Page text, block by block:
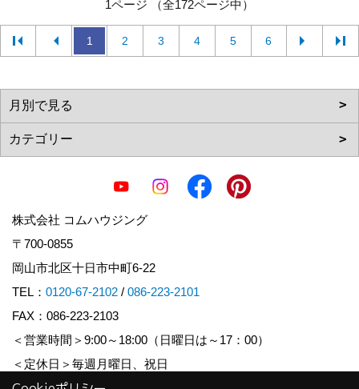
1ページ （全172ページ中）
1 2 3 4 5 6
株式会社 コムハウジング
〒700-0855
岡山市北区十日市中町6-22
TEL： 0120-67-2102 / 086-223-2101
FAX：086-223-2103
＜営業時間＞9:00～18:00（日曜日は～17：00）
＜定休日＞毎週月曜日、祝日